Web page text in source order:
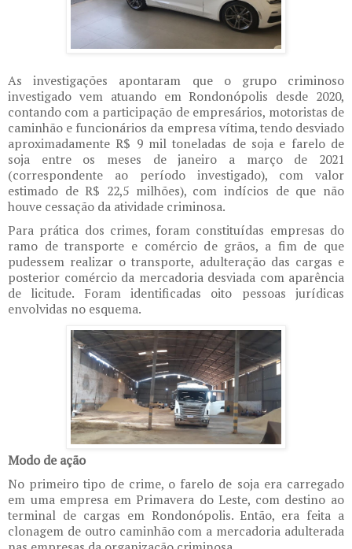
As investigações apontaram que o grupo criminoso
investigado vem atuando em Rondonópolis desde 2020,
contando com a participação de empresários, motoristas de
caminhão e funcionários da empresa vítima, tendo desviado
aproximadamente R$ 9 mil toneladas de soja e farelo de
soja entre os meses de janeiro a março de 2021
(correspondente ao período investigado), com valor
estimado de R$ 22,5 milhões), com indícios de que não
houve cessação da atividade criminosa.
Para prática dos crimes, foram constituídas empresas do
ramo de transporte e comércio de grãos, a fim de que
pudessem realizar o transporte, adulteração das cargas e
posterior comércio da mercadoria desviada com aparência
de licitude. Foram identificadas oito pessoas jurídicas
envolvidas no esquema.
Modo de ação
No primeiro tipo de crime, o farelo de soja era carregado
em uma empresa em Primavera do Leste, com destino ao
terminal de cargas em Rondonópolis. Então, era feita a
clonagem de outro caminhão com a mercadoria adulterada